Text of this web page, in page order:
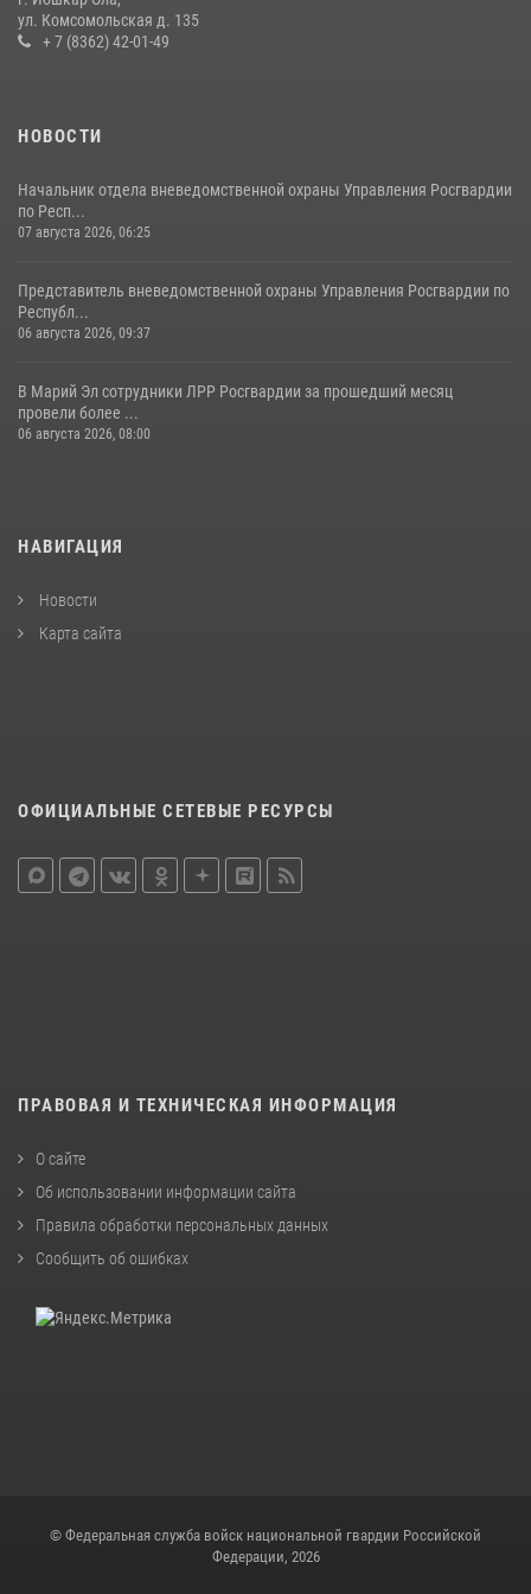
Управление Росгвардии по Республике Марий Эл приняло участие в
ул. Комсомольская д. 135
+ 7 (8362) 42-01-49
НОВОСТИ
Начальник отдела вневедомственной охраны Управления Росгвардии
по Респ...
07 августа 2026, 06:25
Представитель вневедомственной охраны Управления Росгвардии по
Республ...
06 августа 2026, 09:37
В Марий Эл сотрудники ЛРР Росгвардии за прошедший месяц
провели более ...
06 августа 2026, 08:00
НАВИГАЦИЯ
Новости
Карта сайта
ОФИЦИАЛЬНЫЕ СЕТЕВЫЕ РЕСУРСЫ
ПРАВОВАЯ И ТЕХНИЧЕСКАЯ ИНФОРМАЦИЯ
О сайте
Об использовании информации сайта
Правила обработки персональных данных
Сообщить об ошибках
© Федеральная служба войск национальной гвардии Российской
Федерации, 2026